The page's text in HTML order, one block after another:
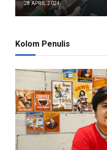
28 APRIL 2024
Kolom Penulis